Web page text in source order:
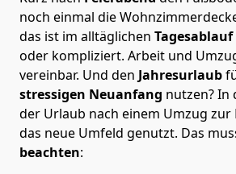
noch einmal die
das ist im alltäglichen Tagesablauf
oder kompliziert. Arbeit und
vereinbar. Und den Jahresurlaub
stressigen Neuanfang nutzen? In
der Urlaub nach einem Umzug
das neue Umfeld genutzt. Das
beachten: